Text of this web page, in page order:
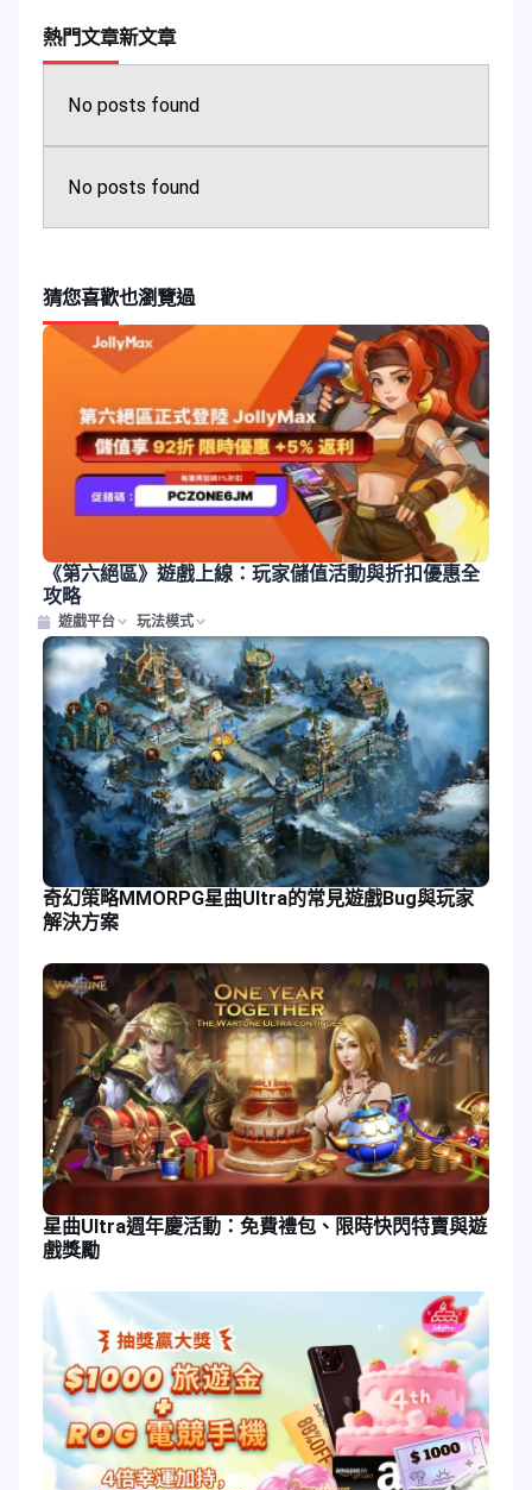
熱門文章新文章
No posts found
No posts found
猜您喜歡也瀏覽過
《第六絕區》遊戲上線：玩家儲值活動與折扣優惠全
攻略
遊戲平台 玩法模式
奇幻策略MMORPG星曲Ultra的常見遊戲Bug與玩家
解決方案
星曲Ultra週年慶活動：免費禮包、限時快閃特賣與遊
戲獎勵